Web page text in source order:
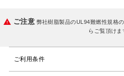
ご注意 弊社樹脂製品のUL94難燃性規格の
らご覧頂けま
ご利用条件